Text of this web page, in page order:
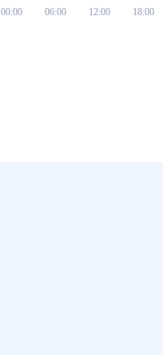
00:00 06:00 12:00 18:00